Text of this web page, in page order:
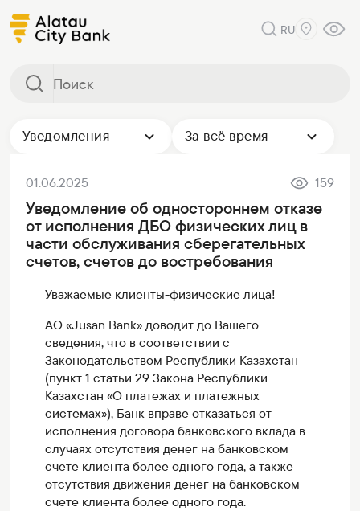
RU
Уведомления За всё время
01.06.2025 159
Уведомление об одностороннем отказе
от исполнения ДБО физических лиц в
части обслуживания сберегательных
счетов, счетов до востребования
Уважаемые клиенты-физические лица!
АО «Jusan Bank» доводит до Вашего
сведения, что в соответствии с
Законодательством Республики Казахстан
(пункт 1 статьи 29 Закона Республики
Казахстан «О платежах и платежных
системах»), Банк вправе отказаться от
исполнения договора банковского вклада в
случаях отсутствия денег на банковском
счете клиента более одного года, а также
отсутствия движения денег на банковском
счете клиента более одного года.